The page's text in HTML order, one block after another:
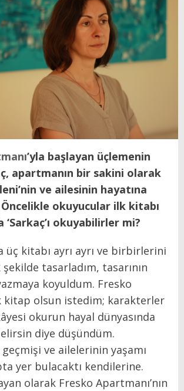
’yla başlayan üçlemenin
apartmanın bir sakini olarak
ve ailesinin hayatına
okuyucular ilk kitabı
okuyabilirler mi?
üç kitabı ayrı ayrı ve birbirlerini
tasarladım, tasarının
koyuldum. Fresko
kitap olsun istedim; karakterler
okurun hayal dünyasında
diye düşündüm.
ve ailelerinin yaşamı
yer bulacaktı kendilerine.
olarak Fresko Apartmanı’nın